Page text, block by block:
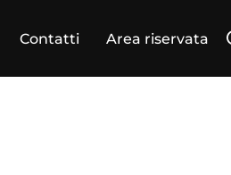
Contatti Area riservata